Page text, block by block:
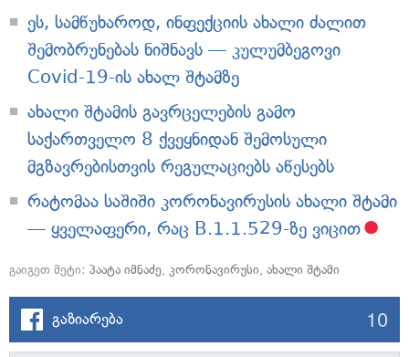
ეს, სამწუხაროდ, ინფექციის ახალი ძალით
შემობრუნებას ნიშნავს — კულუმბეგოვი
Covid-19-ის ახალ შტამზე
ახალი შტამის გავრცელების გამო
საქართველო 8 ქვეყნიდან შემოსული
მგზავრებისთვის რეგულაციებს აწესებს
რატომაა საშიში კორონავირუსის ახალი შტამი
— ყველაფერი, რაც B.1.1.529-ზე ვიცით
გაიგეთ მეტი: პაატა იმნაძე, კორონავირუსი, ახალი შტამი
გაზიარება 10